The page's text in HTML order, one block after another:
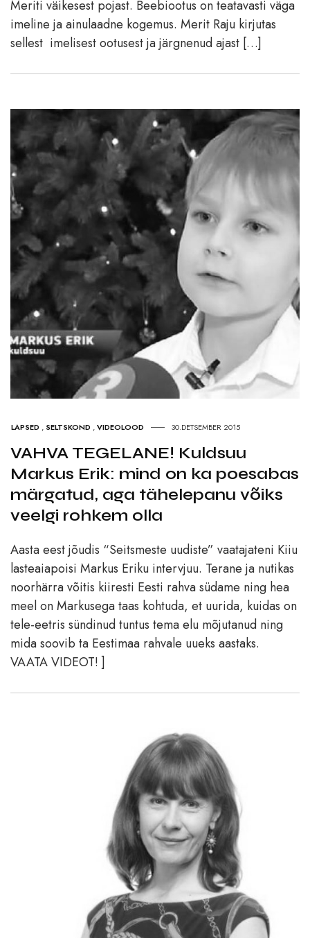
Meriti väikesest pojast. Beebiootus on teatavasti väga
imeline ja ainulaadne kogemus. Merit Raju kirjutas
sellest imelisest ootusest ja järgnenud ajast […]
LAPSED , SELTSKOND ,VIDEOLOOD 30.DETSEMBER 2015
VAHVA TEGELANE! Kuldsuu
Markus Erik: mind on ka poesabas
märgatud, aga tähelepanu võiks
veelgi rohkem olla
Aasta eest jõudis “Seitsmeste uudiste” vaatajateni Kiiu
lasteaiapoisi Markus Eriku intervjuu. Terane ja nutikas
noorhärra võitis kiiresti Eesti rahva südame ning hea
meel on Markusega taas kohtuda, et uurida, kuidas on
tele-eetris sündinud tuntus tema elu mõjutanud ning
mida soovib ta Eestimaa rahvale uueks aastaks.
VAATA VIDEOT! ]